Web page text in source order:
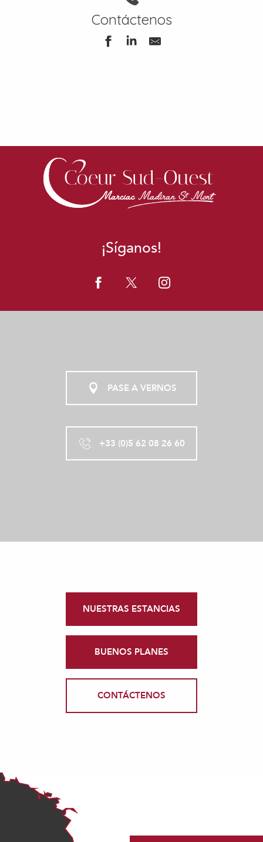
Contáctenos
¡Síganos!
PASE A VERNOS
+33 (0)5 62 08 26 60
NUESTRAS ESTANCIAS
BUENOS PLANES
CONTÁCTENOS